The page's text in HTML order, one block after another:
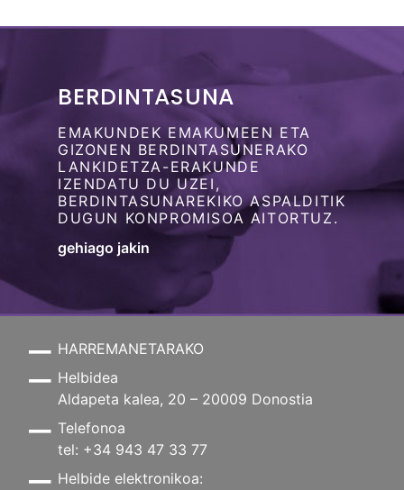
BERDINTASUNA
EMAKUNDEK EMAKUMEEN ETA
GIZONEN BERDINTASUNERAKO
LANKIDETZA-ERAKUNDE
IZENDATU DU UZEI,
BERDINTASUNAREKIKO ASPALDITIK
DUGUN KONPROMISOA AITORTUZ.
gehiago jakin
HARREMANETARAKO
Helbidea
Aldapeta kalea, 20 – 20009 Donostia
Telefonoa
tel: +34 943 47 33 77
Helbide elektronikoa: